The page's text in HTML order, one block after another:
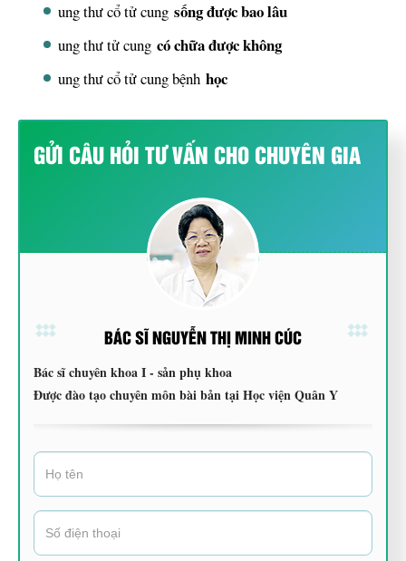
ung thư cổ tử cungsống được bao lâu
ung thư tử cungcó chữa được không
ung thư cổ tử cung bệnhhọc
GỬI CÂU HỎI TƯ VẤN CHO CHUYÊN GIA
BÁC SĨ NGUYỄN THỊ MINH CÚC
Bác sĩ chuyên khoa I - sản phụ khoa
Được đào tạo chuyên môn bài bản tại Học viện Quân Y